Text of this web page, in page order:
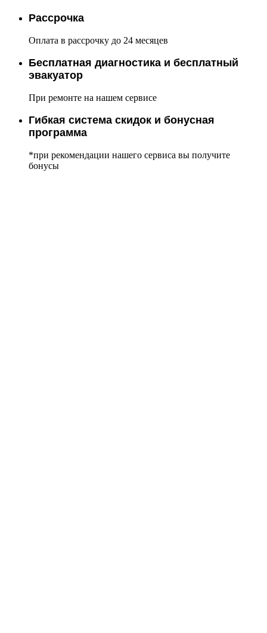
Рассрочка
Оплата в рассрочку до 24 месяцев
Бесплатная диагностика и бесплатный
эвакуатор
При ремонте на нашем сервисе
Гибкая система скидок и бонусная
программа
*при рекомендации нашего сервиса вы получите
бонусы